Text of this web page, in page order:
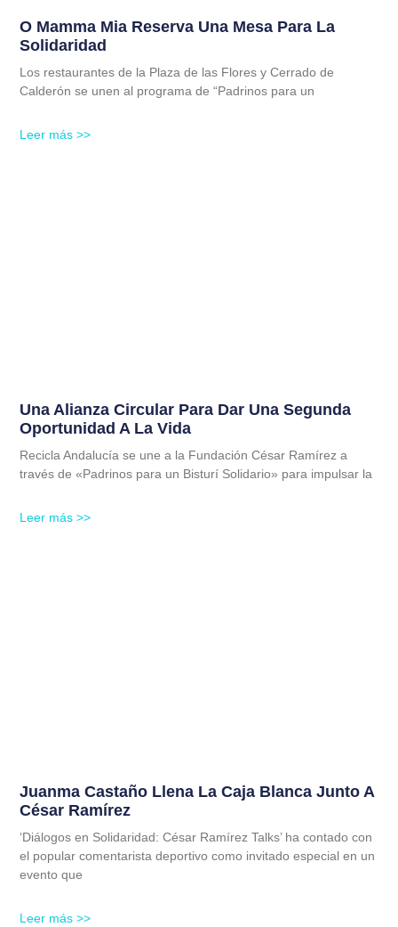
O Mamma Mia Reserva Una Mesa Para La
Solidaridad
Los restaurantes de la Plaza de las Flores y Cerrado de
Calderón se unen al programa de “Padrinos para un
Leer más >>
Una Alianza Circular Para Dar Una Segunda
Oportunidad A La Vida
Recicla Andalucía se une a la Fundación César Ramírez a
través de «Padrinos para un Bisturí Solidario» para impulsar la
Leer más >>
Juanma Castaño Llena La Caja Blanca Junto A
César Ramírez
‘Diálogos en Solidaridad: César Ramírez Talks’ ha contado con
el popular comentarista deportivo como invitado especial en un
evento que
Leer más >>